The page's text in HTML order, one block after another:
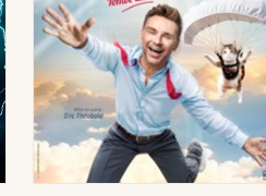
des sorties